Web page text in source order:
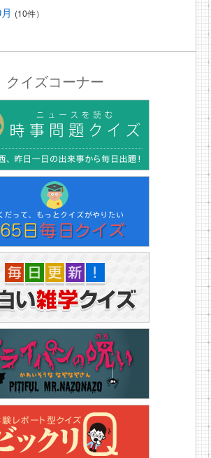
(10件）
クイズコーナー